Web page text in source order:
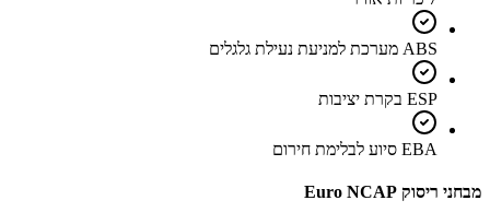
ABS מערכת למניעת נעילת גלגלים
ESP בקרת יציבות
EBA סיוע לבלימת חירום
מבחני ריסוק Euro NCAP